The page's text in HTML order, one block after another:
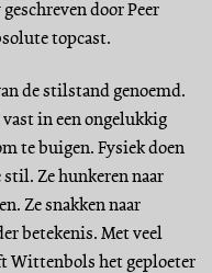
door Peer
topcast.
de stilstand genoemd.
vast in een ongelukkig
te buigen. Fysiek doen
stil. Ze hunkeren naar
Ze snakken naar
betekenis. Met veel
Wittenbols het geploeter